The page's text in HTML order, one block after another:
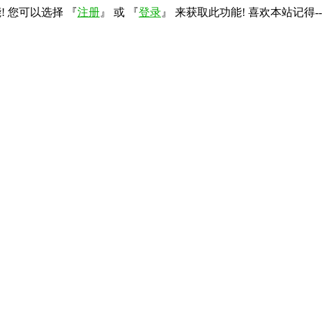
您可以选择 『注册 』 或 『登录 』 来获取此功能! 喜欢本站记得